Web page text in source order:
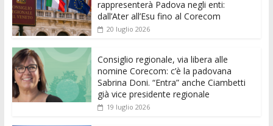
o
o
k
A
p
p
n
er
t dI vi
rappresenterà Padova negli enti:
dall’Ater all’Esu fino al Corecom
20 luglio 2026
Consiglio regionale, via libera alle
nomine Corecom: c’è la padovana
Sabrina Doni. “Entra” anche Ciambetti
già vice presidente regionale
19 luglio 2026